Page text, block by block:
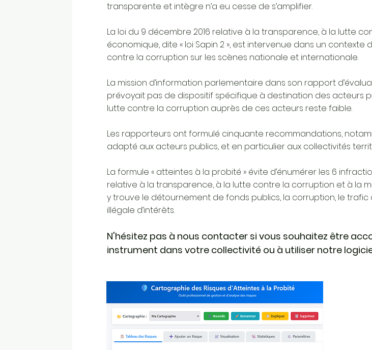
transparente et intègre n’a eu cesse de s’amplifier.
La loi du 9 décembre 2016 relative à la transparence, à la lutte
économique, dite « loi Sapin 2 », est intervenue dans un
contre la corruption sur les scènes nationale et internationale.
La mission d’information parlementaire dans son rapport
prévoyait pas de dispositif spécifique à destination des acteurs
lutte contre la corruption auprès de ces acteurs reste faible.
Les rapporteurs ont formulé cinquante recommandations,
adapté aux acteurs publics, et en particulier aux collectivités
La formule « atteintes à la probité » évite d’énumérer les 6
relative à la transparence, à la lutte contre la corruption et à la
y trouve le détournement de fonds publics, la corruption, le trafic
illégale d’intérêts.
N'hésitez pas à nous contacter si vous souhaitez être
instrument dans votre collectivité ou à utiliser notre